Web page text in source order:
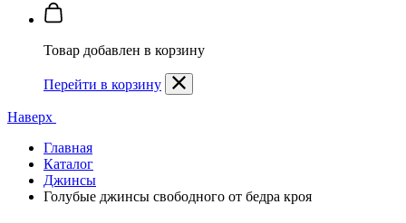
Товар добавлен в корзину
Перейти в корзину
Наверх
Главная
Каталог
Джинсы
Голубые джинсы свободного от бедра кроя